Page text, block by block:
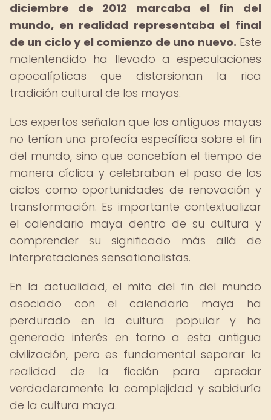
diciembre de 2012 marcaba el fin del
mundo, en realidad representaba el final
de un ciclo y el comienzo de uno nuevo. Este
malentendido ha llevado a especulaciones
apocalípticas que distorsionan la rica
tradición cultural de los mayas.
Los expertos señalan que los antiguos mayas
no tenían una profecía específica sobre el fin
del mundo, sino que concebían el tiempo de
manera cíclica y celebraban el paso de los
ciclos como oportunidades de renovación y
transformación. Es importante contextualizar
el calendario maya dentro de su cultura y
comprender su significado más allá de
interpretaciones sensationalistas.
En la actualidad, el mito del fin del mundo
asociado con el calendario maya ha
perdurado en la cultura popular y ha
generado interés en torno a esta antigua
civilización, pero es fundamental separar la
realidad de la ficción para apreciar
verdaderamente la complejidad y sabiduría
de la cultura maya.